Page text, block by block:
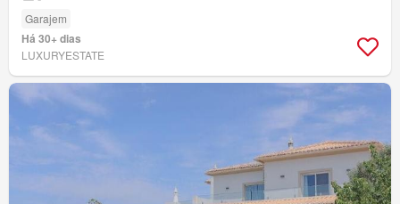
Garajem
Há 30+ dias
LUXURYESTATE